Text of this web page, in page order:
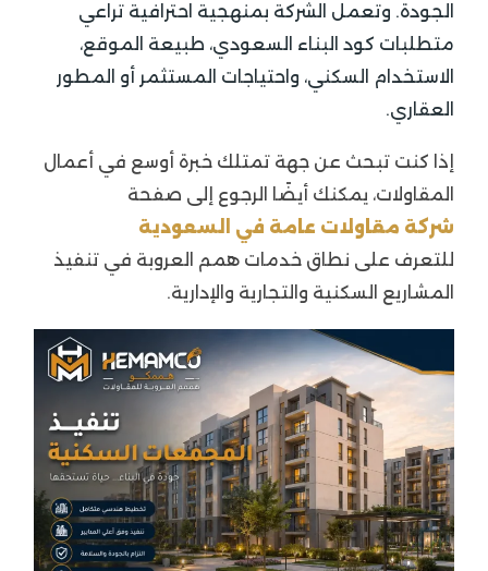
الجودة. وتعمل الشركة بمنهجية احترافية تراعي
متطلبات كود البناء السعودي، طبيعة الموقع،
الاستخدام السكني، واحتياجات المستثمر أو المطور
العقاري.
إذا كنت تبحث عن جهة تمتلك خبرة أوسع في أعمال
المقاولات، يمكنك أيضًا الرجوع إلى صفحة
شركة مقاولات عامة في السعودية
للتعرف على نطاق خدمات همم العروبة في تنفيذ
المشاريع السكنية والتجارية والإدارية.